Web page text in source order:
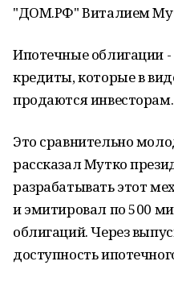
"ДОМ.РФ" Виталием
Ипотечные облигации
кредиты, которые в
продаются инвесторам.
Это сравнительно
рассказал Мутко
разрабатывать этот
и эмитировал по 500
облигаций. Через
доступность